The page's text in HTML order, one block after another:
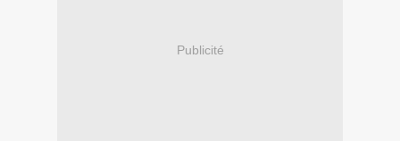
Publicité